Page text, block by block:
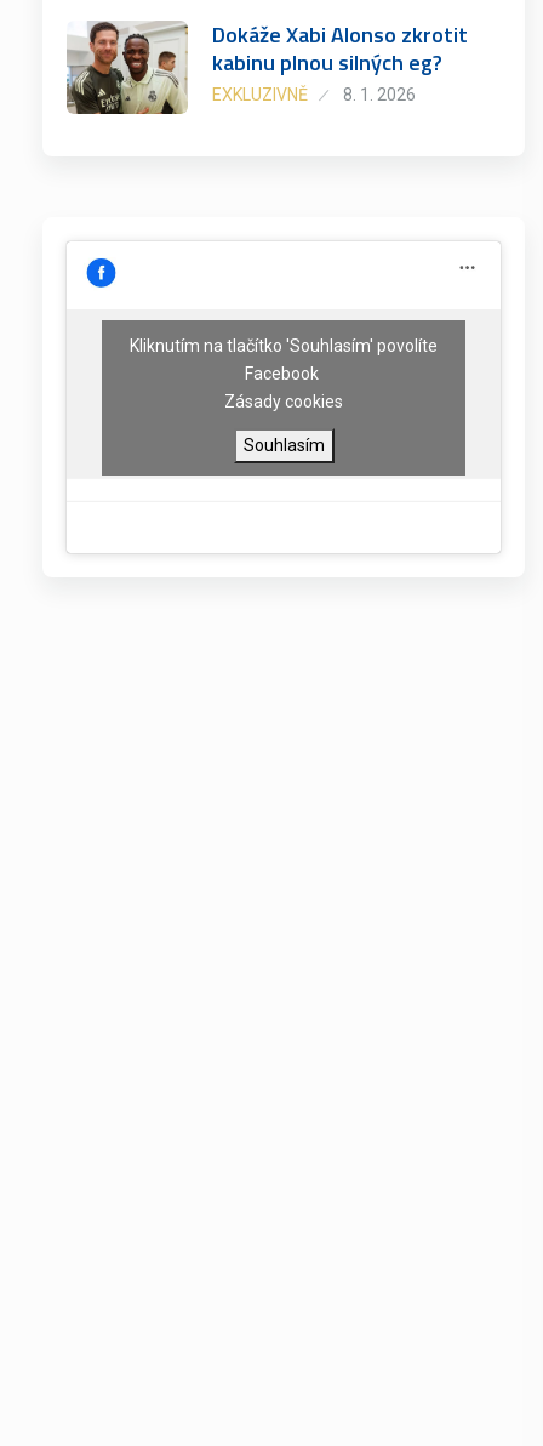
Dokáže Xabi Alonso zkrotit
kabinu plnou silných eg?
EXKLUZIVNĚ 8. 1. 2026
Kliknutím na tlačítko 'Souhlasím' povolíte
Facebook
Zásady cookies
Souhlasím